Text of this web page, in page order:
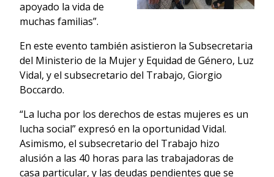
apoyado la vida de
muchas familias”.
En este evento también asistieron la Subsecretaria
del Ministerio de la Mujer y Equidad de Género, Luz
Vidal, y el subsecretario del Trabajo, Giorgio
Boccardo.
“La lucha por los derechos de estas mujeres es un
lucha social” expresó en la oportunidad Vidal.
Asimismo, el subsecretario del Trabajo hizo
alusión a las 40 horas para las trabajadoras de
casa particular, y las deudas pendientes que se